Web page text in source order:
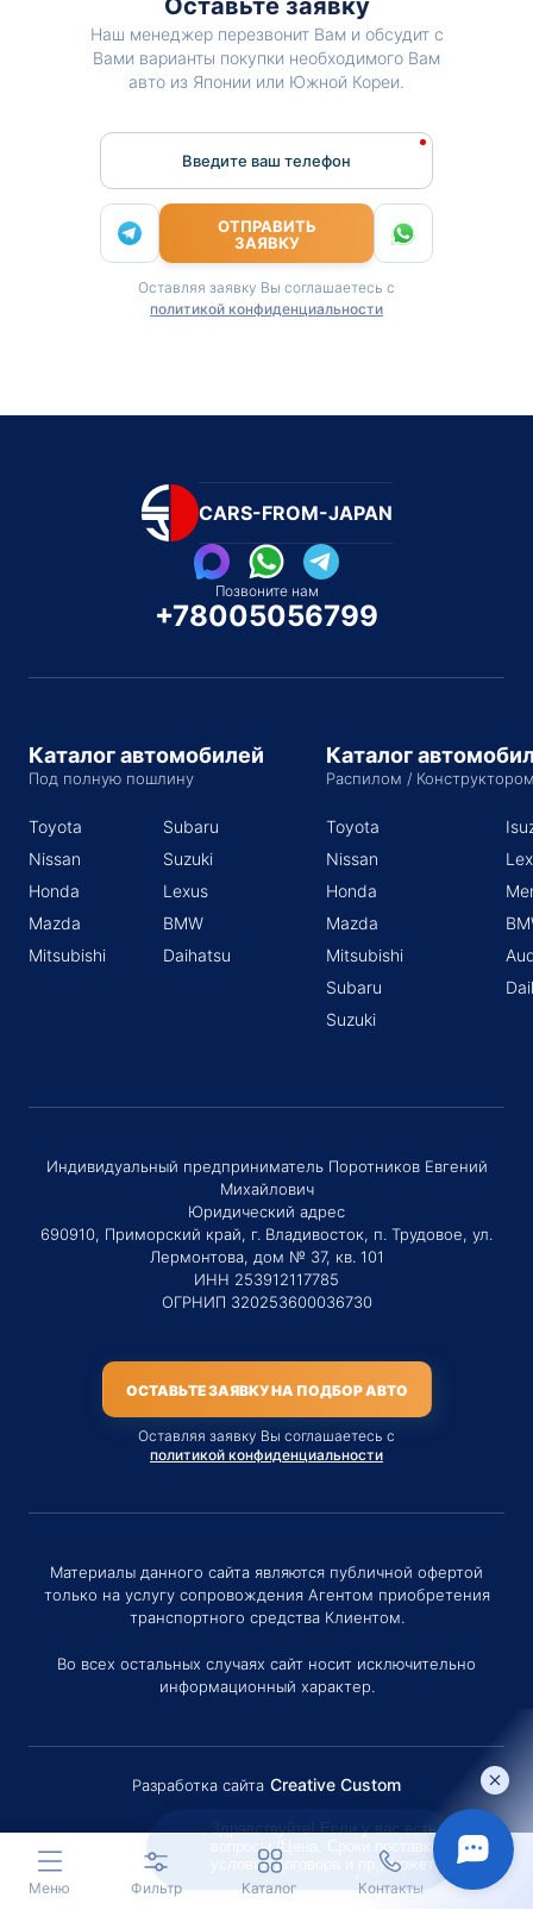
Оставьте заявку
Наш менеджер перезвонит Вам и обсудит с
Вами варианты покупки необходимого Вам
авто из Японии или Южной Кореи.
Введите ваш телефон
ОТПРАВИТЬ
ЗАЯВКУ
Оставляя заявку Вы соглашаетесь с
политикой конфиденциальности
CARS-FROM-JAPAN
Позвоните нам
+78005056799
Каталог автомобилей
Под полную пошлину
Toyota
Nissan
Honda
Mazda
Mitsubishi
Subaru
Suzuki
Lexus
BMW
Daihatsu
Каталог
Распилом /
Toyota
Nissan
Honda
Mazda
Mitsubishi
Subaru
Suzuki
Индивидуальный предприниматель Поротников Евгений
Михайлович
Юридический адрес
690910, Приморский край, г. Владивосток, п. Трудовое, ул.
Лермонтова, дом № 37, кв. 101
ИНН 253912117785
ОГРНИП 320253600036730
ОСТАВЬТЕ ЗАЯВКУ НА ПОДБОР АВТО
Оставляя заявку Вы соглашаетесь с
политикой конфиденциальности
Материалы данного сайта являются публичной офертой
только на услугу сопровождения Агентом приобретения
транспортного средства Клиентом.
Во всех остальных случаях сайт носит исключительно
информационный характер.
Разработка сайта Creative Custom
Меню Фильтр Каталог Контакты
Здравствуйте! Если у вас есть
вопросы (Цена, Сроки поставки,
условия договора и пр.) можете
задать их мне в чат!